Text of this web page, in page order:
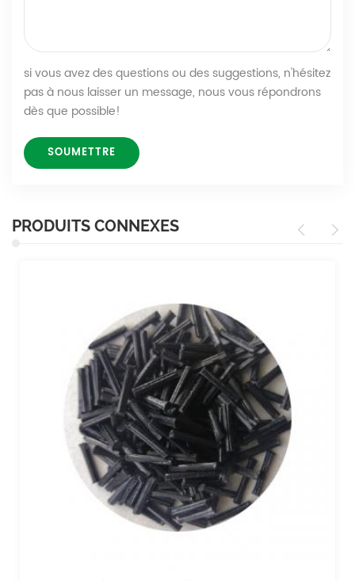
si vous avez des questions ou des suggestions, n'hésitez
pas à nous laisser un message, nous vous répondrons
dès que possible!
PRODUITS CONNEXES